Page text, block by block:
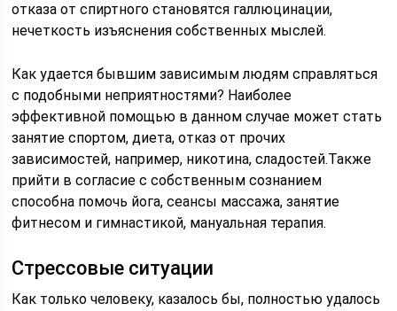
отказа от спиртного становятся галлюцинации,
нечеткость изъяснения собственных мыслей.
Как удается бывшим зависимым людям справляться
с подобными неприятностями? Наиболее
эффективной помощью в данном случае может стать
занятие спортом, диета, отказ от прочих
зависимостей, например, никотина, сладостей.Также
прийти в согласие с собственным сознанием
способна помочь йога, сеансы массажа, занятие
фитнесом и гимнастикой, мануальная терапия.
Стрессовые ситуации
Как только человеку, казалось бы, полностью удалось